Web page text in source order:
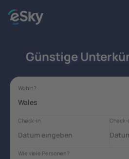
Günstige